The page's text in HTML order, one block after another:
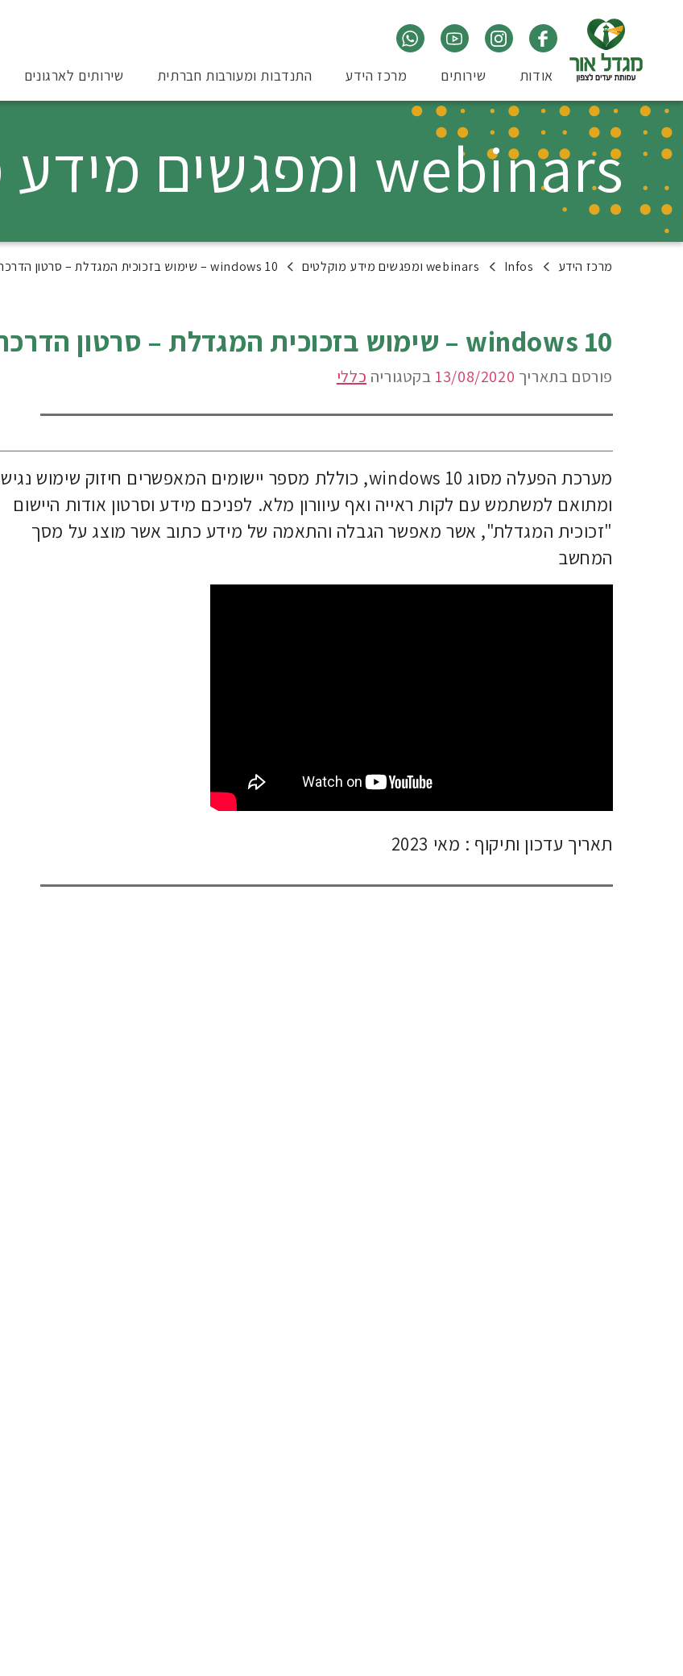
אודות שירותים מרכז הידע התנדבות ומעורבות חברתית שירותים לארגונים
webinars ומפגשים מידע מוקלטים
מרכז הידע Infos webinars ומפגשים מידע מוקלטים windows 10 – שימוש בזכוכית המגדלת – סרטון הדרכה
windows 10 – שימוש בזכוכית המגדלת – סרטון הדרכה
פורסם בתאריך 13/08/2020 בקטגוריה כללי
מערכת הפעלה מסוג windows 10, כוללת מספר יישומים המאפשרים חיזוק שימוש נגיש
ומתואם למשתמש עם לקות ראייה ואף עיוורון מלא. לפניכם מידע וסרטון אודות היישום
"זכוכית המגדלת", אשר מאפשר הגבלה והתאמה של מידע כתוב אשר מוצג על מסך
המחשב
תאריך עדכון ותיקוף : מאי 2023